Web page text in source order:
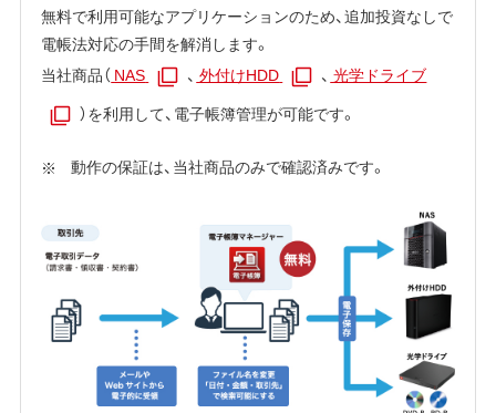
無料で利用可能なアプリケーションのため、追加投資なしで
電帳法対応の手間を解消します。
当社商品（ NAS 、 外付けHDD 、 光学ドライブ
）を利用して、電子帳簿管理が可能です。
動作の保証は、当社商品のみで確認済みです。